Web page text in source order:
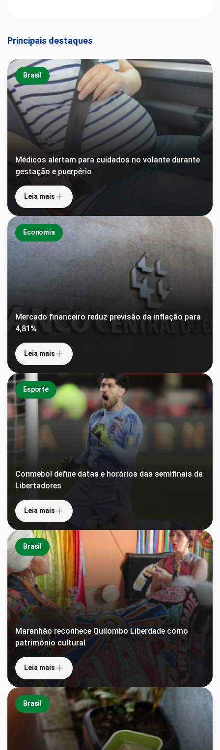
Principais destaques
Brasil
Médicos alertam para cuidados no volante durante
gestação e puerpério
Leia mais
Economia
Mercado financeiro reduz previsão da inflação para
4,81%
Leia mais
Esporte
Conmebol define datas e horários das semifinais da
Libertadores
Leia mais
Brasil
Maranhão reconhece Quilombo Liberdade como
patrimônio cultural
Leia mais
Brasil